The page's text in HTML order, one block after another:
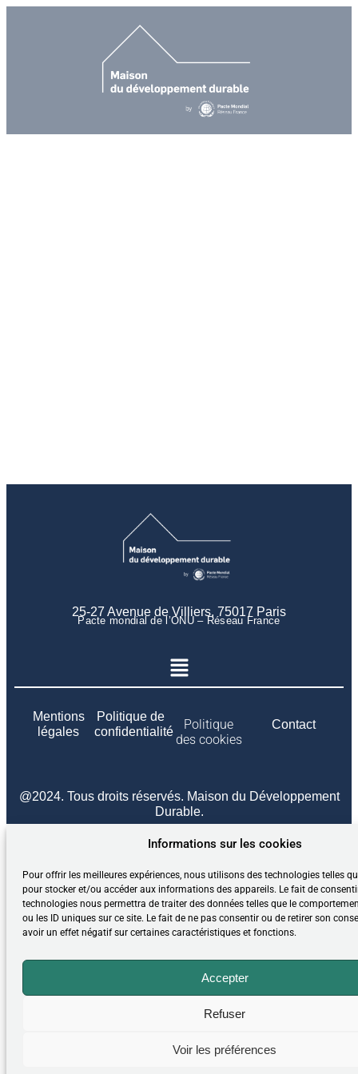
Informations sur les cookies
Pour offrir les meilleures expériences, nous utilisons des technologies telles
pour stocker et/ou accéder aux informations des appareils. Le fait de
technologies nous permettra de traiter des données telles que le
ou les ID uniques sur ce site. Le fait de ne pas consentir ou de retirer son
avoir un effet négatif sur certaines caractéristiques et fonctions.
Accepter
Refuser
Voir les préférences
25-27 Avenue de Villiers, 75017 Paris
Pacte mondial de l’ONU – Réseau France
Mentions
légales
Politique de
confidentialité
Politique
des cookies
Contact
@2024. Tous droits réservés. Maison du Développement
Durable.
Conception et réalisationAgence Lighthouse.